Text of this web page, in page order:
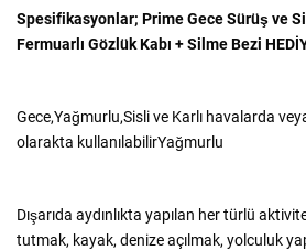
Spesifikasyonlar; Prime Gece Sürüş ve
Fermuarlı Gözlük Kabı + Silme Bezi
Gece,Yağmurlu,Sisli ve Karlı havalarda
olarakta kullanılabilirYağmurlu
Dışarıda aydınlıkta yapılan her türlü
tutmak, kayak, denize açılmak, yolculuk